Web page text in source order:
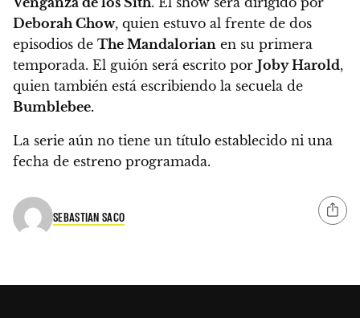
Deborah Chow, quien estuvo al frente de dos
episodios de The Mandalorian en su primera
temporada. El guión será escrito por Joby Harold,
quien también está escribiendo la secuela de
Bumblebee.
La serie aún no tiene un título establecido ni una
fecha de estreno programada.
SEBASTIAN SACO